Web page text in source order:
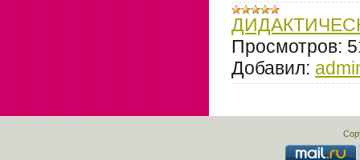
Просмотров:
Добавил: